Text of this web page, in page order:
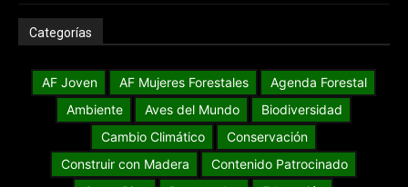
Categorías
AF Joven AF Mujeres Forestales
Agenda Forestal
Ambiente
Aves del Mundo
Biodiversidad
Cambio Climático
Conservación
Construir con Madera
Contenido Patrocinado